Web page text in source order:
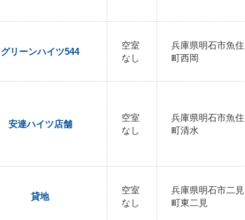
グリーンハイツ544
空室
なし
兵庫県明石市魚住
町西岡
安達ハイツ店舗
空室
なし
兵庫県明石市魚住
町清水
貸地
空室
なし
兵庫県明石市二見
町東二見